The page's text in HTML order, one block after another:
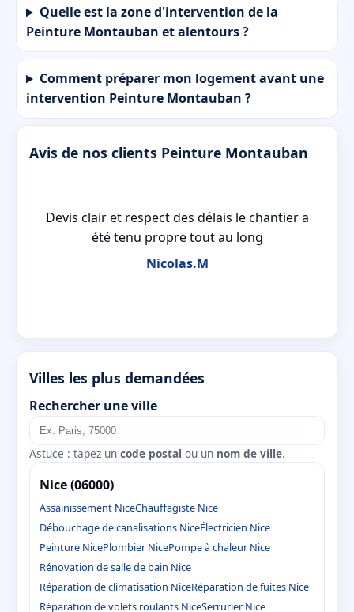
Quelle est la zone d'intervention de la
Peinture Montauban et alentours ?
Comment préparer mon logement avant une
intervention Peinture Montauban ?
Avis de nos clients Peinture Montauban
Devis clair et respect des délais le chantier a
été tenu propre tout au long
Nicolas.M
Villes les plus demandées
Rechercher une ville
Astuce : tapez un code postal ou un nom de ville.
Nice (06000)
Assainissement NiceChauffagiste Nice
Débouchage de canalisations NiceÉlectricien Nice
Peinture NicePlombier NicePompe à chaleur Nice
Rénovation de salle de bain Nice
Réparation de climatisation NiceRéparation de fuites Nice
Réparation de volets roulants NiceSerrurier Nice